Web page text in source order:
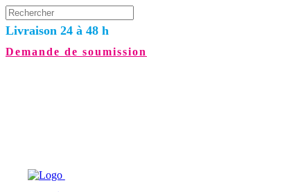
Livraison 24 à 48 h
Demande de soumission